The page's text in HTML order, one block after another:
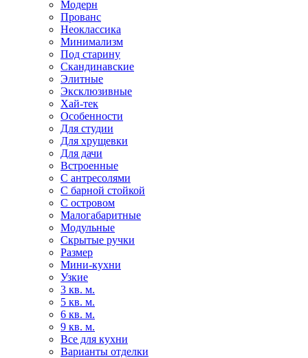
Модерн
Прованс
Неоклассика
Минимализм
Под старину
Скандинавские
Элитные
Эксклюзивные
Хай-тек
Особенности
Для студии
Для хрущевки
Для дачи
Встроенные
С антресолями
С барной стойкой
С островом
Малогабаритные
Модульные
Скрытые ручки
Размер
Мини-кухни
Узкие
3 кв. м.
5 кв. м.
6 кв. м.
9 кв. м.
Все для кухни
Варианты отделки